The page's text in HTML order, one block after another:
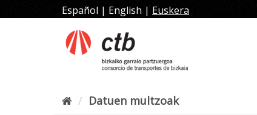
edukira
Español | English | Euskera
Datuen multzoak